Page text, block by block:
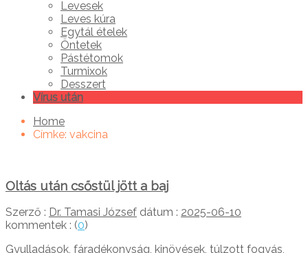
Levesek
Leves kúra
Egytál ételek
Öntetek
Pástétomok
Turmixok
Desszert
Vírus után
Home
Címke: vakcina
Oltás után csőstül jött a baj
Szerző : Dr. Tamasi József dátum : 2025-06-10
kommentek : (0)
Gyulladások, fáradékonyság, kinövések, túlzott fogyás,